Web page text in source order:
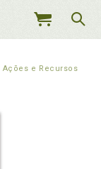
MEU
e Recursos